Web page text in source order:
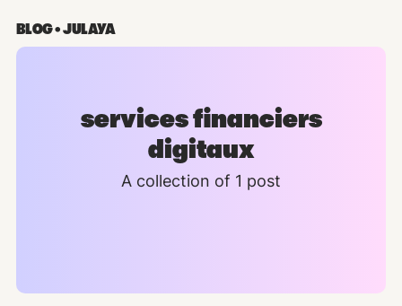
BLOG • JULAYA
services financiers
digitaux
A collection of 1 post